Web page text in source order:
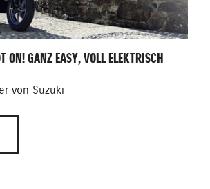
ON! GANZ EASY, VOLL ELEKTRISCH
von Suzuki